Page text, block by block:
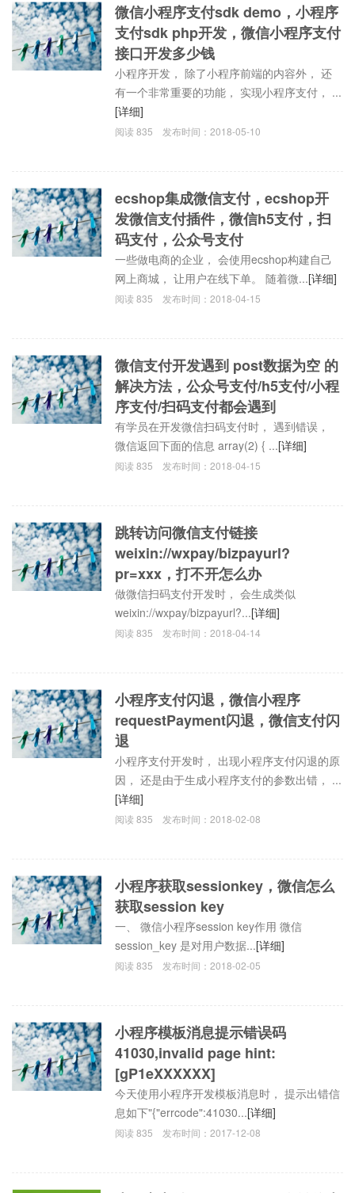
微信小程序支付sdk demo，小程序
支付sdk php开发，微信小程序支付
接口开发多少钱
小程序开发， 除了小程序前端的内容外， 还
有一个非常重要的功能， 实现小程序支付， ...
[详细]
阅读835 发布时间：2018-05-10
ecshop集成微信支付，ecshop开
发微信支付插件，微信h5支付，扫
码支付，公众号支付
一些做电商的企业， 会使用ecshop构建自己
网上商城， 让用户在线下单。 随着微...[详细]
阅读835 发布时间：2018-04-15
微信支付开发遇到 post数据为空 的
解决方法，公众号支付/h5支付/小程
序支付/扫码支付都会遇到
有学员在开发微信扫码支付时， 遇到错误，
微信返回下面的信息 array(2) { ...[详细]
阅读835 发布时间：2018-04-15
跳转访问微信支付链接
weixin://wxpay/bizpayurl?
pr=xxx，打不开怎么办
做微信扫码支付开发时， 会生成类似
weixin://wxpay/bizpayurl?...[详细]
阅读835 发布时间：2018-04-14
小程序支付闪退，微信小程序
requestPayment闪退，微信支付闪
退
小程序支付开发时， 出现小程序支付闪退的原
因， 还是由于生成小程序支付的参数出错， ...
[详细]
阅读835 发布时间：2018-02-08
小程序获取sessionkey，微信怎么
获取session key
一、 微信小程序session key作用 微信
session_key 是对用户数据...[详细]
阅读835 发布时间：2018-02-05
小程序模板消息提示错误码
41030,invalid page hint:
[gP1eXXXXXX]
今天使用小程序开发模板消息时， 提示出错信
息如下"{"errcode":41030...[详细]
阅读835 发布时间：2017-12-08